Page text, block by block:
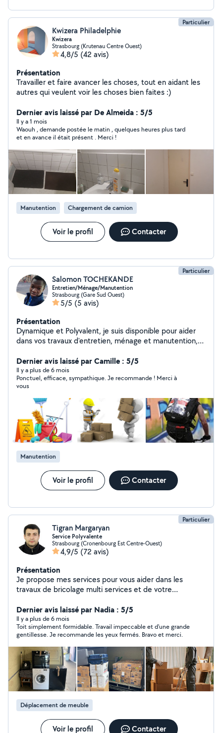
Particulier
Kwizera Philadelphie
Kwizera
Strasbourg (Krutenau Centre Ouest)
4,8/5 (42 avis)
Présentation
Travailler et faire avancer les choses, tout en aidant les
autres qui veulent voir les choses bien faites :)
Dernier avis laissé par De Almeida : 5/5
Il y a 1 mois
Waouh , demande postée le matin , quelques heures plus tard
et en avance il était présent . Merci !
Manutention Chargement de camion
Voir le profil Contacter
Particulier
Salomon TOCHEKANDE
Entretien/Ménage/Manutention
Strasbourg (Gare Sud Ouest)
5/5 (5 avis)
Présentation
Dynamique et Polyvalent, je suis disponible pour aider
dans vos travaux d'entretien, ménage et manutention,
Dernier avis laissé par Camille : 5/5
Il y a plus de 6 mois
Ponctuel, efficace, sympathique. Je recommande ! Merci à
vous
Manutention
Voir le profil Contacter
Particulier
Tigran Margaryan
Service Polyvalente
Strasbourg (Cronenbourg Est Centre-Ouest)
4,9/5 (72 avis)
Présentation
Je propose mes services pour vous aider dans les
travaux de bricolage multi services et de votre
dans plusieurs domaines, je vous accompagne pour
faciliter vos projets. Montage et démontage de
meubles Travaux de bricolage et multi services à
domicile Réparations et installations diverses Travaux de
rénovation et d'aménagement intérieur Peinture
intérieure Travaux d'électricité et de plomberie Pourquoi
me choisir ? Travail soigné et efficace Matériel adapté
et solutions personnalisées Respect des délais et des
exigences du client Contactez-moi dès maintenant pour
un service de qualité !
Dernier avis laissé par Nadia : 5/5
Il y a plus de 6 mois
Toit simplement formidable. Travail impeccable et d'une grande
gentillesse. Je recommande les yeux fermés. Bravo et merci.
Déplacement de meuble
Voir le profil Contacter